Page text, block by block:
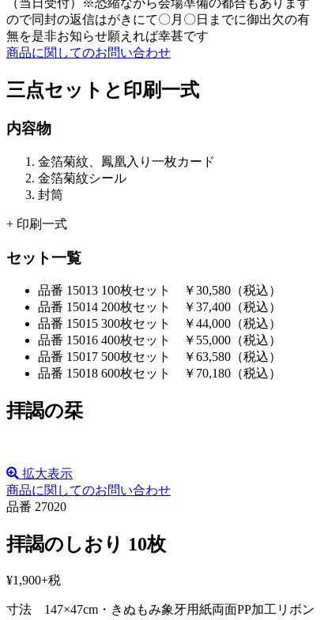
商品に関してのお問い合わせ
三点セットと印刷一式
内容物
金箔菊紋、鳳凰入り一枚カード
金箔菊紋シール
封筒
+ 印刷一式
セット一覧
品番 15013 100枚セット ￥30,580（税込）
品番 15014 200枚セット ￥37,400（税込）
品番 15015 300枚セット ￥44,000（税込）
品番 15016 400枚セット ￥55,000（税込）
品番 15017 500枚セット ￥63,580（税込）
品番 15018 600枚セット ￥70,180（税込）
拝謁の栞
拡大表示
商品に関してのお問い合わせ
品番 27020
拝謁のしおり 10枚
¥1,900+税
寸法 147×47cm・きぬもみ象牙用紙両面PP加工リボン